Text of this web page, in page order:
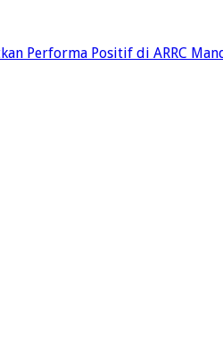
Performa Positif di ARRC